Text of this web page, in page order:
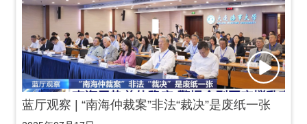
蓝厅观察 | “南海仲裁案”非法“裁决”是废纸一张